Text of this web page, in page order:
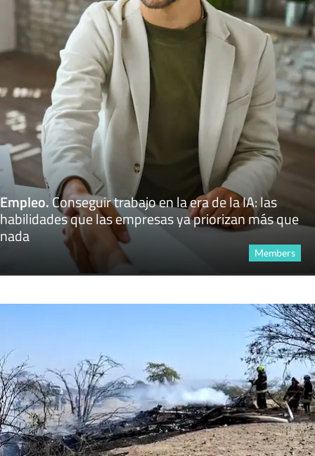
Empleo.Conseguir trabajo en la era de la IA: las
habilidades que las empresas ya priorizan más que
nada
Members